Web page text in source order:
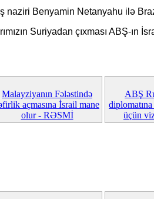
Benyamin Netanyahu ilə
Suriyadan çıxması ABŞ-ın
Malayziyanın Fələstində
açmasına İsrail mane
olur - RƏSMİ
ABŞ
üçün